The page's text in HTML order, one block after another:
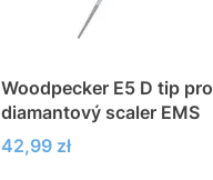
Woodpecker E5 D tip pro
diamantový scaler EMS
Cena
42,99 zł